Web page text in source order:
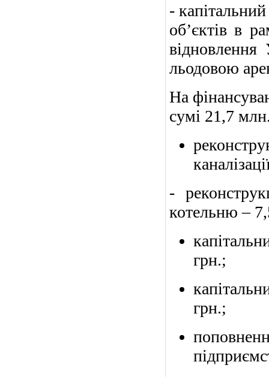
-
об’єктів в
відновлення
льодовою
На
сумі 21,7
-
котельню –
грн.;
грн.;